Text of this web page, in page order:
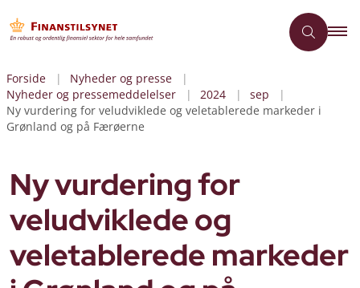
Forside
Nyheder og presse
Nyheder og pressemeddelelser
2024
sep
Ny vurdering for veludviklede og veletablerede markeder i
Grønland og på Færøerne
Ny vurdering for
veludviklede og
veletablerede markeder